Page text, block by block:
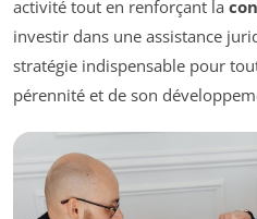
activité tout en renforçant la
investir dans une assistance
stratégie indispensable pour
pérennité et de son